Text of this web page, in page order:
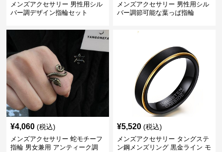
メンズアクセサリー 男性用シル
バー調デザイン指輪セット
メンズアクセサリー 男性用シル
バー調節可能な葉っぱ指輪
¥4,060 (税込)
メンズアクセサリー 蛇モチーフ
指輪 男女兼用 アンティーク調
¥5,520 (税込)
メンズアクセサリー タングステ
ン鋼メンズリング 黒金ライン モ